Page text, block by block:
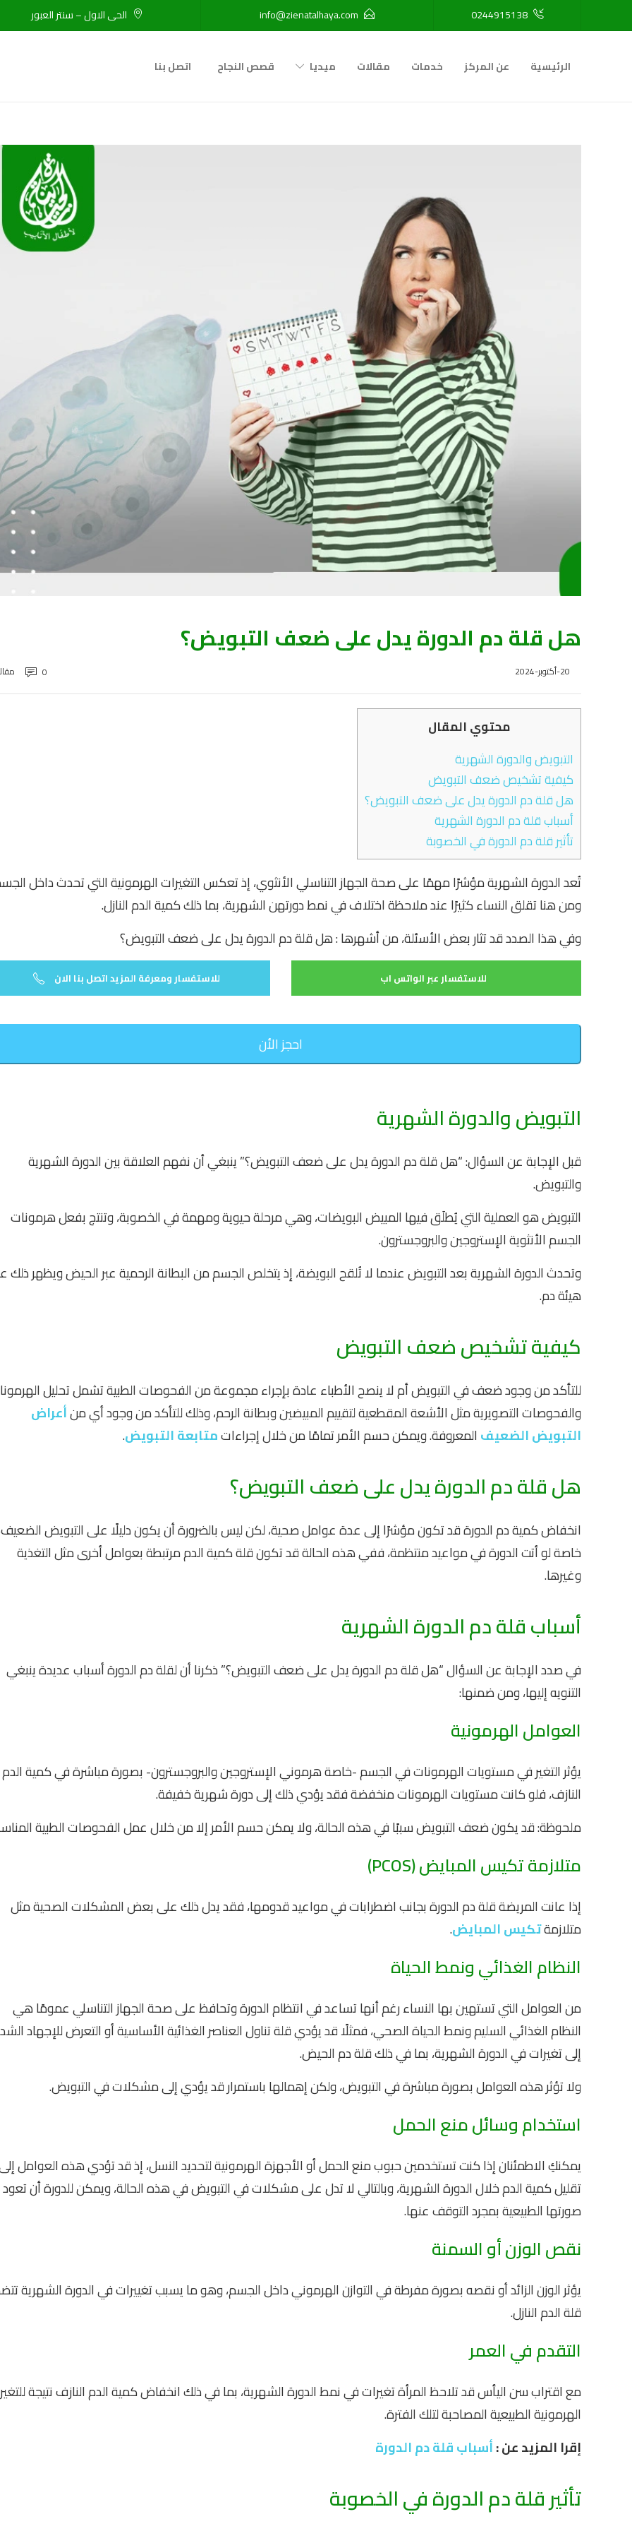
0244915138
info@zienatalhaya.com الحى الاول – سنتر العبور
الرئيسية عن المركز خدمات مقالات ميديا قصص النجاح اتصل بنا
هل قلة دم الدورة يدل على ضعف التبويض؟
20-أكتوبر-2024 0
محتوي المقال
التبويض والدورة الشهرية
كيفية تشخيص ضعف التبويض
هل قلة دم الدورة يدل على ضعف التبويض؟
أسباب قلة دم الدورة الشهرية
تأثير قلة دم الدورة في الخصوبة
تُعد الدورة الشهرية مؤشرًا مهمًا على صحة الجهاز التناسلي الأنثوي، إذ تعكس التغيرات الهرمونية التي تحدث داخل
ومن هنا تقلق النساء كثيرًا عند ملاحظة اختلاف في نمط دورتهن الشهرية، بما ذلك كمية الدم النازل.
وفي هذا الصدد قد تثار بعض الأسئلة، من أشهرها : هل قلة دم الدورة يدل على ضعف التبويض؟
للاستفسار ومعرفة المزيد اتصل بنا الان للاستفسار عبر الواتس اب
احجز الأن
التبويض والدورة الشهرية
قبل الإجابة عن السؤال: “هل قلة دم الدورة يدل على ضعف التبويض؟” ينبغي أن نفهم العلاقة بين الدورة الشهرية
والتبويض.
التبويض هو العملية التي يُطلَق فيها المبيض البويضات، وهي مرحلة حيوية ومهمة في الخصوبة، وتنتج بفعل هرمونات
الجسم الأنثوية الإستروجين والبروجسترون.
وتحدث الدورة الشهرية بعد التبويض عندما لا تُلقح البويضة، إذ يتخلص الجسم من البطانة الرحمية عبر الحيض ويظهر ذلك
هيئة دم.
كيفية تشخيص ضعف التبويض
للتأكد من وجود ضعف في التبويض أم لا ينصح الأطباء عادة بإجراء مجموعة من الفحوصات الطبية تشمل تحليل
والفحوصات التصويرية مثل الأشعة المقطعية لتقييم المبيضين وبطانة الرحم، وذلك للتأكد من وجود أي منأعراض
التبويض الضعيف المعروفة. ويمكن حسم الأمر تمامًا من خلال إجراءاتمتابعة التبويض.
هل قلة دم الدورة يدل على ضعف التبويض؟
انخفاض كمية دم الدورة قد تكون مؤشرًا إلى عدة عوامل صحية، لكن ليس بالضرورة أن يكون دليلًا على التبويض
خاصة لو أتت الدورة في مواعيد منتظمة، ففي هذه الحالة قد تكون قلة كمية الدم مرتبطة بعوامل أخرى مثل التغذية
وغيرها.
أسباب قلة دم الدورة الشهرية
في صدد الإجابة عن السؤال “هل قلة دم الدورة يدل على ضعف التبويض؟” ذكرنا أن لقلة دم الدورة أسباب عديدة ينبغي
التنويه إليها، ومن ضمنها:
العوامل الهرمونية
يؤثر التغير في مستويات الهرمونات في الجسم -خاصة هرموني الإستروجين والبروجسترون- بصورة مباشرة في كمية الدم
النازف، فلو كانت مستويات الهرمونات منخفضة فقد يؤدي ذلك إلى دورة شهرية خفيفة.
ملحوظة: قد يكون ضعف التبويض سببًا في هذه الحالة، ولا يمكن حسم الأمر إلا من خلال عمل الفحوصات الطبية
متلازمة تكيس المبايض (PCOS)
إذا عانت المريضة قلة دم الدورة بجانب اضطرابات في مواعيد قدومها، فقد يدل ذلك على بعض المشكلات الصحية مثل
متلازمةتكيس المبايض.
النظام الغذائي ونمط الحياة
من العوامل التي تستهين بها النساء رغم أنها تساعد في انتظام الدورة وتحافظ على صحة الجهاز التناسلي عمومًا هي
النظام الغذائي السليم ونمط الحياة الصحي، فمثلًا قد يؤدي قلة تناول العناصر الغذائية الأساسية أو التعرض للإجهاد
إلى تغيرات في الدورة الشهرية، بما في ذلك قلة دم الحيض.
ولا تؤثر هذه العوامل بصورة مباشرة في التبويض، ولكن إهمالها باستمرار قد يؤدي إلى مشكلات في التبويض.
استخدام وسائل منع الحمل
يمكنكِ الاطمئنان إذا كنت تستخدمين حبوب منع الحمل أو الأجهزة الهرمونية لتحديد النسل، إذ قد تؤدي هذه العوامل
تقليل كمية الدم خلال الدورة الشهرية، وبالتالي لا تدل على مشكلات في التبويض في هذه الحالة، ويمكن للدورة أن
صورتها الطبيعية بمجرد التوقف عنها.
نقص الوزن أو السمنة
يؤثر الوزن الزائد أو نقصه بصورة مفرطة في التوازن الهرموني داخل الجسم، وهو ما يسبب تغييرات في الدورة الشهرية
قلة الدم النازل.
التقدم في العمر
مع اقتراب سن اليأس قد تلاحظ المرأة تغيرات في نمط الدورة الشهرية، بما في ذلك انخفاض كمية الدم النازف نتيجة
الهرمونية الطبيعية المصاحبة لتلك الفترة.
إقرا المزيد عن :أسباب قلة دم الدورة
تأثير قلة دم الدورة في الخصوبة